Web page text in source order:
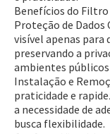
Benefícios do
Proteção de Dados
visível apenas
preservando a
ambientes
Instalação e
praticidade e
a necessidade de
busca flexibilidade.